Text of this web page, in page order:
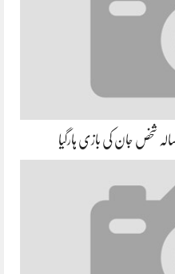
شخص جان کی بازی ہارگیا